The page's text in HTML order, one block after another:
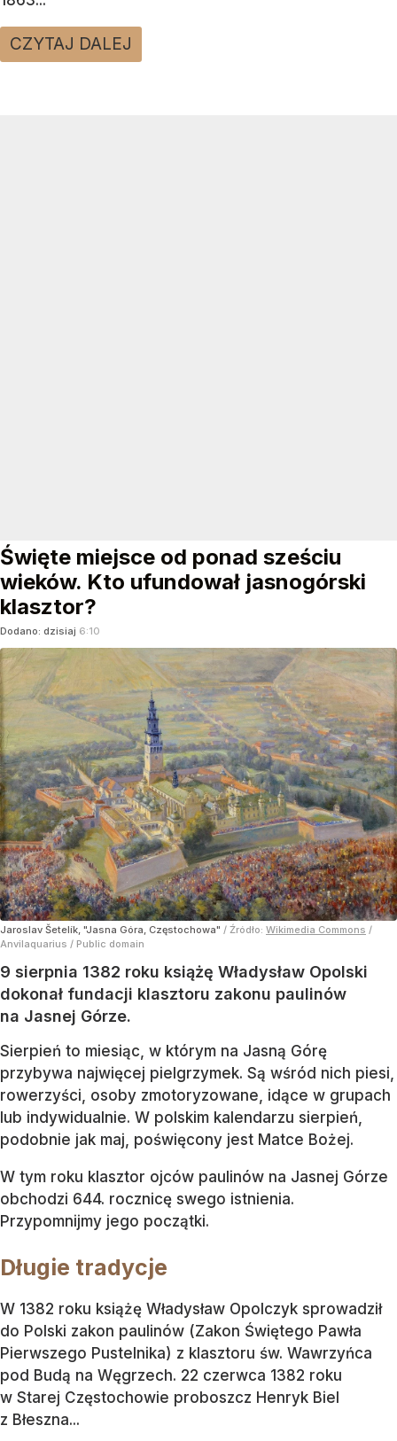
CZYTAJ DALEJ
Święte miejsce od ponad sześciu
wieków. Kto ufundował jasnogórski
klasztor?
Dodano: dzisiaj 6:10
Jaroslav Šetelík, "Jasna Góra, Częstochowa" / Źródło: Wikimedia Commons /
Anvilaquarius / Public domain
9 sierpnia 1382 roku książę Władysław Opolski
dokonał fundacji klasztoru zakonu paulinów
na Jasnej Górze.
Sierpień to miesiąc, w którym na Jasną Górę
przybywa najwięcej pielgrzymek. Są wśród nich piesi,
rowerzyści, osoby zmotoryzowane, idące w grupach
lub indywidualnie. W polskim kalendarzu sierpień,
podobnie jak maj, poświęcony jest Matce Bożej.
W tym roku klasztor ojców paulinów na Jasnej Górze
obchodzi 644. rocznicę swego istnienia.
Przypomnijmy jego początki.
Długie tradycje
W 1382 roku książę Władysław Opolczyk sprowadził
do Polski zakon paulinów (Zakon Świętego Pawła
Pierwszego Pustelnika) z klasztoru św. Wawrzyńca
pod Budą na Węgrzech. 22 czerwca 1382 roku
w Starej Częstochowie proboszcz Henryk Biel
z Błeszna...